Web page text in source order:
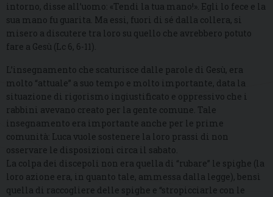
intorno, disse all’uomo: «Tendi la tua mano!». Egli lo fece e la
sua mano fu guarita. Ma essi, fuori di sé dalla collera, si
misero a discutere tra loro su quello che avrebbero potuto
fare a Gesù (Lc 6, 6-11).
L’insegnamento che scaturisce dalle parole di Gesù, era
molto “attuale” a suo tempo e molto importante, data la
situazione di rigorismo ingiustificato e oppressivo che i
rabbini avevano creato per la gente comune. Tale
insegnamento era importante anche per le prime
comunità: Luca vuole sostenere la loro prassi di non
osservare le disposizioni circa il sabato.
La colpa dei discepoli non era quella di “rubare” le spighe (la
loro azione era, in quanto tale, ammessa dalla legge), bensì
quella di raccogliere delle spighe e “stropicciarle con le